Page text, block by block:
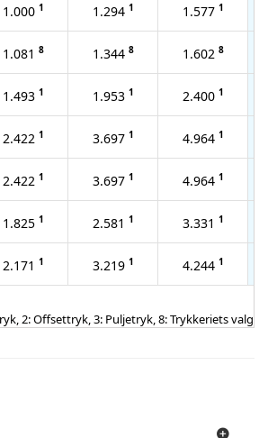
1.000 1 1.294 1 1.577 1
1.081 8 1.344 8 1.602 8
1.493 1 1.953 1 2.400 1
2.422 1 3.697 1 4.964 1
2.422 1 3.697 1 4.964 1
1.825 1 2.581 1 3.331 1
2.171 1 3.219 1 4.244 1
2: Offsettryk, 3: Puljetryk, 8: Trykkeriets valg